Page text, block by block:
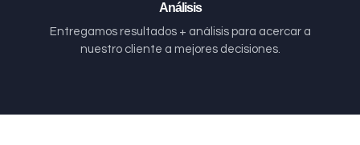
Análisis
Entregamos resultados + análisis para acercar a
nuestro cliente a mejores decisiones.